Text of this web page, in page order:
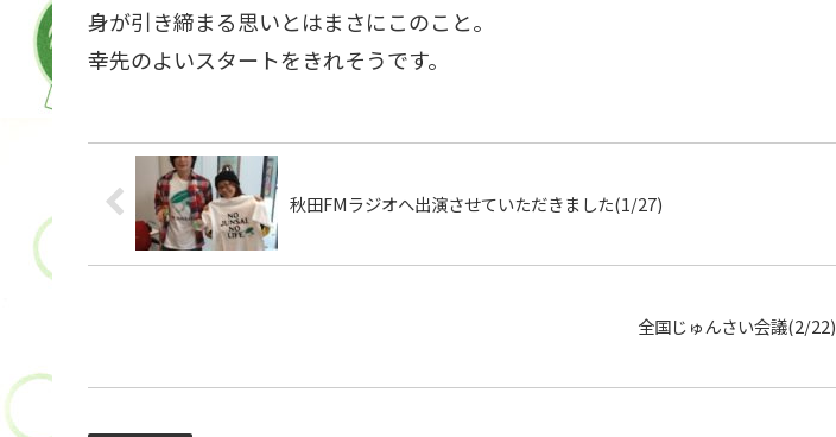
身が引き締まる思いとはまさにこのこと。
幸先のよいスタートをきれそうです。
秋田FMラジオへ出演させていただきました(1/27)
全国じゅんさい会議(2/22)